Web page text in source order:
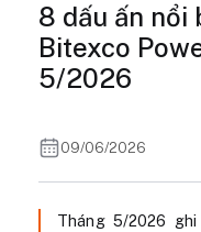
8 dấu ấn nổi bật của hệ thống
Bitexco
5/2026
09/06/2026
Tháng 5/2026